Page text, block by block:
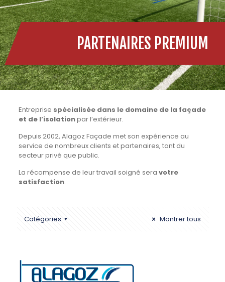
PARTENAIRES PREMIUM
Entreprise spécialisée dans le domaine de la façade
et de l’isolationpar l’extérieur.
Depuis 2002, Alagoz Façade met son expérience au
service de nombreux clients et partenaires, tant du
secteur privé que public.
La récompense de leur travail soigné sera votre
satisfaction.
Catégories Montrer tous